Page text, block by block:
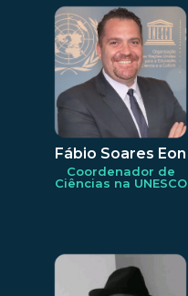
Fábio Soares Eon
Coordenador de
Ciências na UNESCO